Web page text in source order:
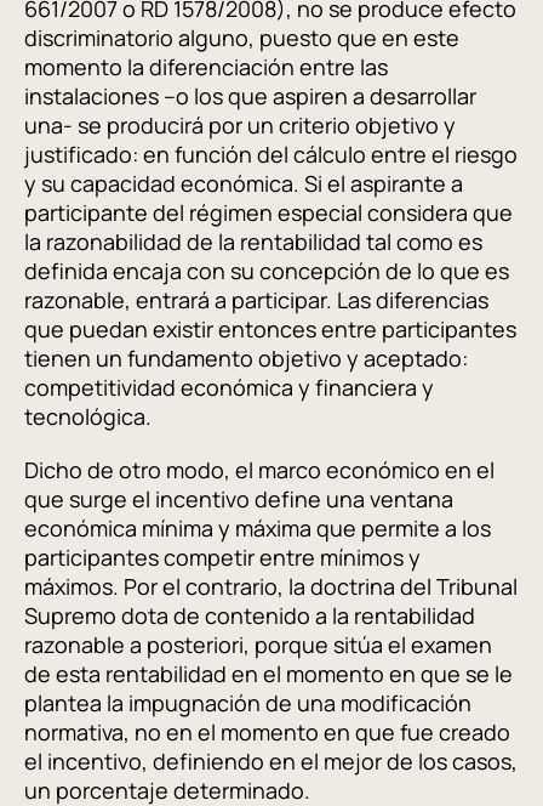
661/2007 o RD 1578/2008), no se produce efecto
discriminatorio alguno, puesto que en este
momento la diferenciación entre las
instalaciones –o los que aspiren a desarrollar
una- se producirá por un criterio objetivo y
justificado: en función del cálculo entre el riesgo
y su capacidad económica. Si el aspirante a
participante del régimen especial considera que
la razonabilidad de la rentabilidad tal como es
definida encaja con su concepción de lo que es
razonable, entrará a participar. Las diferencias
que puedan existir entonces entre participantes
tienen un fundamento objetivo y aceptado:
competitividad económica y financiera y
tecnológica.
Dicho de otro modo, el marco económico en el
que surge el incentivo define una ventana
económica mínima y máxima que permite a los
participantes competir entre mínimos y
máximos. Por el contrario, la doctrina del Tribunal
Supremo dota de contenido a la rentabilidad
razonable a posteriori, porque sitúa el examen
de esta rentabilidad en el momento en que se le
plantea la impugnación de una modificación
normativa, no en el momento en que fue creado
el incentivo, definiendo en el mejor de los casos,
un porcentaje determinado.